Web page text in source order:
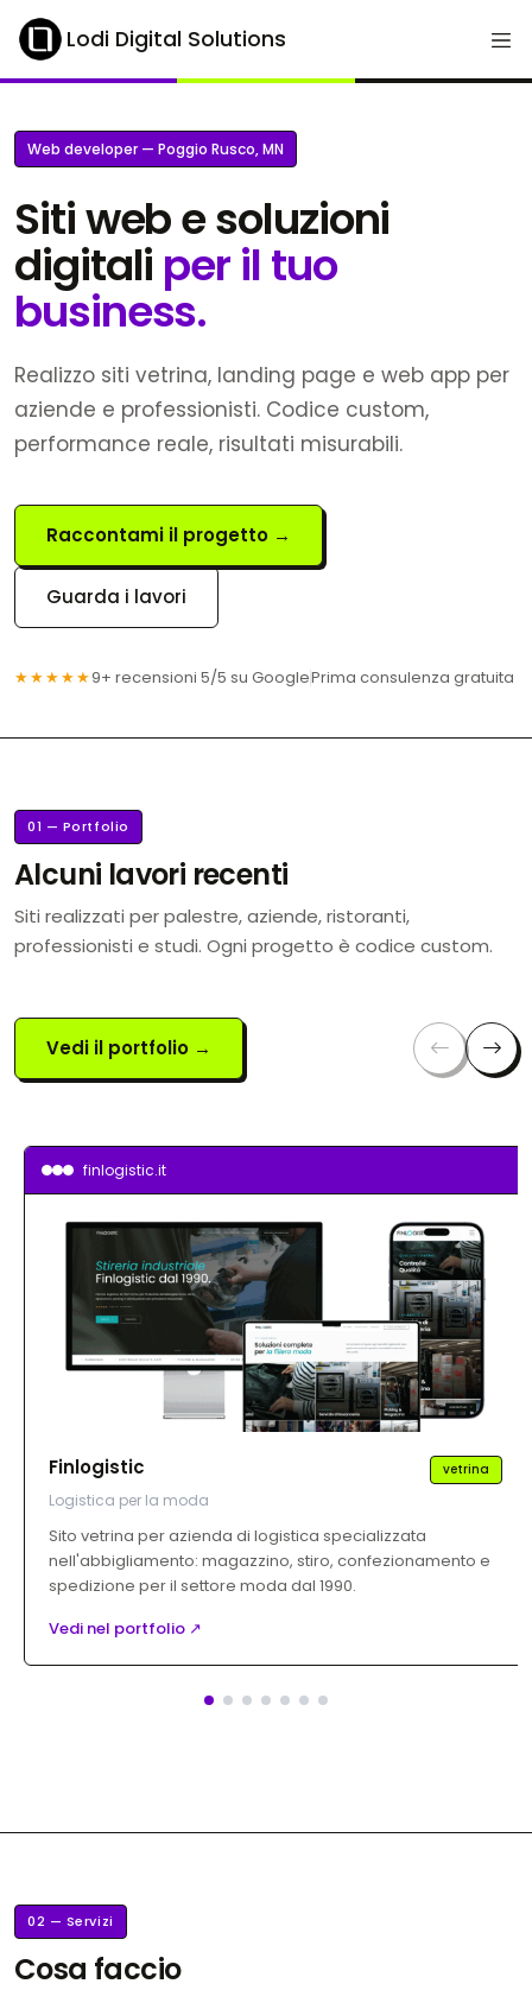
Lodi Digital Solutions
Web developer — Poggio Rusco, MN
Siti web e soluzioni
digitali per il tuo
business.
Realizzo siti vetrina, landing page e web app per
aziende e professionisti. Codice custom,
performance reale, risultati misurabili.
Raccontami il progetto →
Guarda i lavori
★★★★★9+ recensioni 5/5 su GooglePrima consulenza gratuita
01 — Portfolio
Alcuni lavori recenti
Siti realizzati per palestre, aziende, ristoranti,
professionisti e studi. Ogni progetto è codice custom.
Vedi il portfolio →
finlogistic.it
Finlogistic vetrina
Logistica per la moda
Sito vetrina per azienda di logistica specializzata
nell'abbigliamento: magazzino, stiro, confezionamento e
spedizione per il settore moda dal 1990.
Vedi nel portfolio ↗
02 — Servizi
Cosa faccio